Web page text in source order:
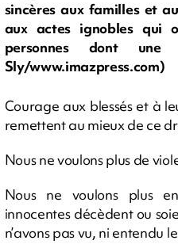
sincères aux familles et
aux actes ignobles qui
personnes dont une
Sly/www.imazpress.com)
Courage aux blessés et à
remettent au mieux de ce
Nous ne voulons plus de
Nous ne voulons plus
innocentes décèdent ou
n’avons pas vu, ni entendu